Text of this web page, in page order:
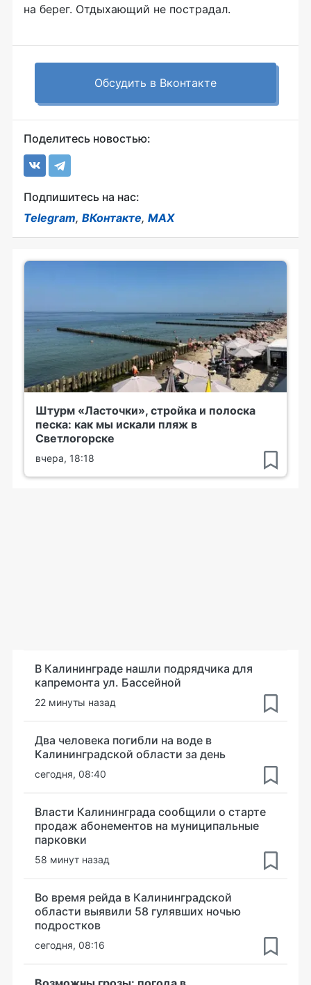
на берег. Отдыхающий не пострадал.
Обсудить в Вконтакте
Поделитесь новостью:
Подпишитесь на нас:
Telegram, ВКонтакте, MAX
Штурм «Ласточки», стройка и полоска
песка: как мы искали пляж в
Светлогорске
вчера, 18:18
В Калининграде нашли подрядчика для
капремонта ул. Бассейной
22 минуты назад
Два человека погибли на воде в
Калининградской области за день
сегодня, 08:40
Власти Калининграда сообщили о старте
продаж абонементов на муниципальные
парковки
58 минут назад
Во время рейда в Калининградской
области выявили 58 гулявших ночью
подростков
сегодня, 08:16